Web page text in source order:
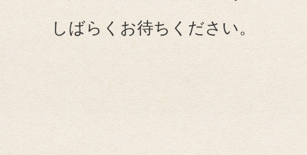
しばらくお待ちください。